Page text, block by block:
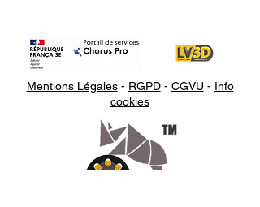
Mentions Légales- RGPD- CGVU - Info
cookies